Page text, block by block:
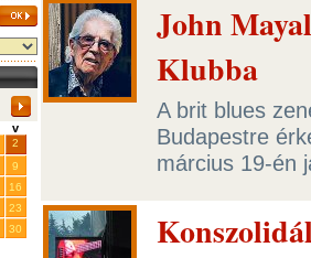
v
2
9
16
23
30
John
Klubba
A brit blues
Budapestre
március 19-én